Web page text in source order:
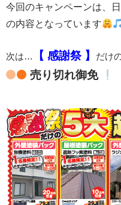
今回のキャンペーンは、
の内容となっています
次は… 【 感謝祭 】 だけ
売り切れ御免